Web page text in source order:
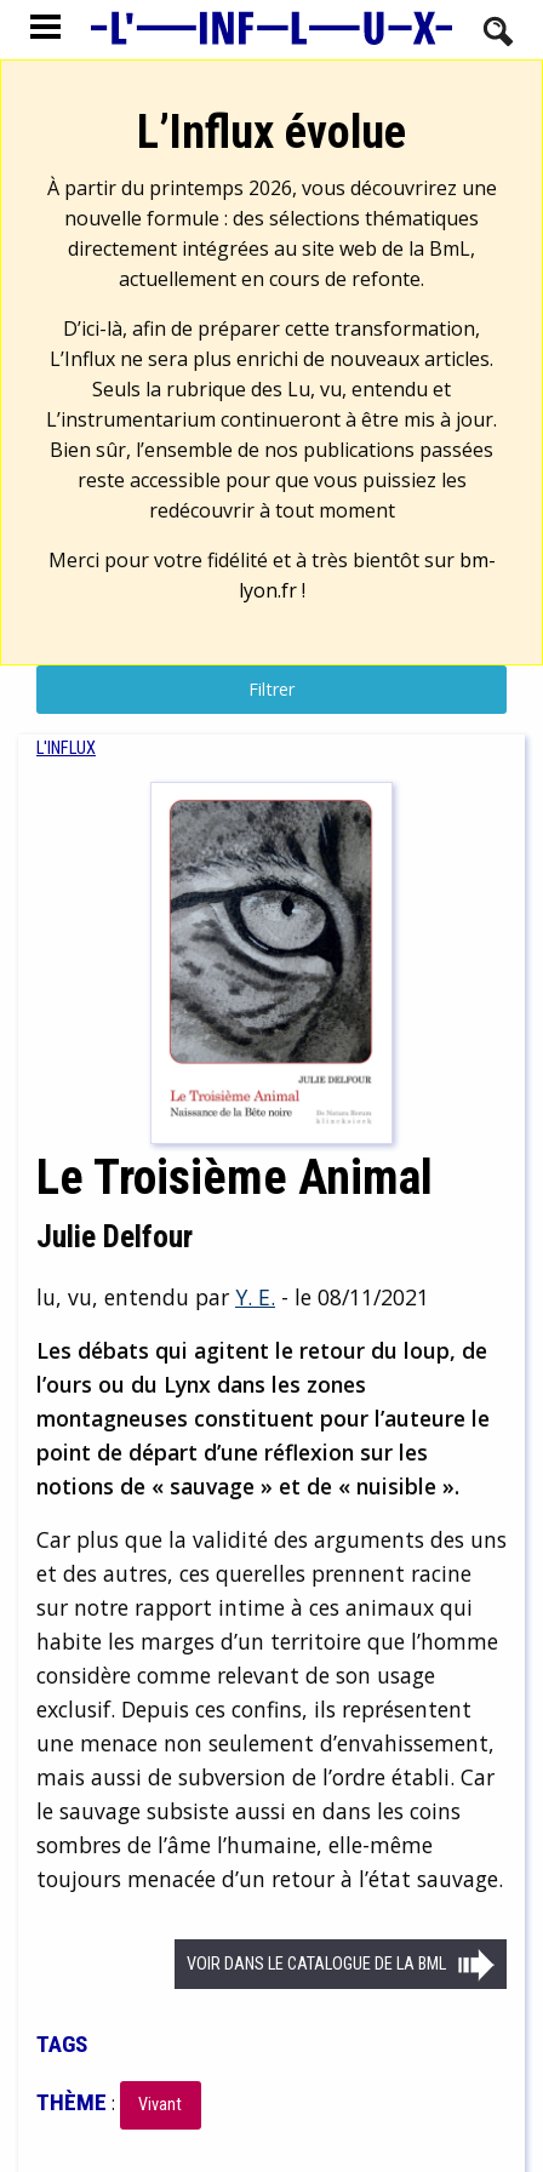
L’Influx évolue
À partir du printemps 2026, vous découvrirez une
nouvelle formule : des sélections thématiques
directement intégrées au site web de la BmL,
actuellement en cours de refonte.
D’ici-là, afin de préparer cette transformation,
L’Influx ne sera plus enrichi de nouveaux articles.
Seuls la rubrique des Lu, vu, entendu et
L’instrumentarium continueront à être mis à jour.
Bien sûr, l’ensemble de nos publications passées
reste accessible pour que vous puissiez les
redécouvrir à tout moment
Merci pour votre fidélité et à très bientôt sur bm-
lyon.fr!
Filtrer
L'INFLUX
Le Troisième Animal
Julie Delfour
lu, vu, entendu par Y. E. - le 08/11/2021
Les débats qui agitent le retour du loup, de
l’ours ou du Lynx dans les zones
montagneuses constituent pour l’auteure le
point de départ d’une réflexion sur les
notions de « sauvage » et de « nuisible ».
Car plus que la validité des arguments des uns
et des autres, ces querelles prennent racine
sur notre rapport intime à ces animaux qui
habite les marges d’un territoire que l’homme
considère comme relevant de son usage
exclusif. Depuis ces confins, ils représentent
une menace non seulement d’envahissement,
mais aussi de subversion de l’ordre établi. Car
le sauvage subsiste aussi en dans les coins
sombres de l’âme l’humaine, elle-même
toujours menacée d’un retour à l’état sauvage.
VOIR DANS LE CATALOGUE DE LA BML
TAGS
THÈME : Vivant